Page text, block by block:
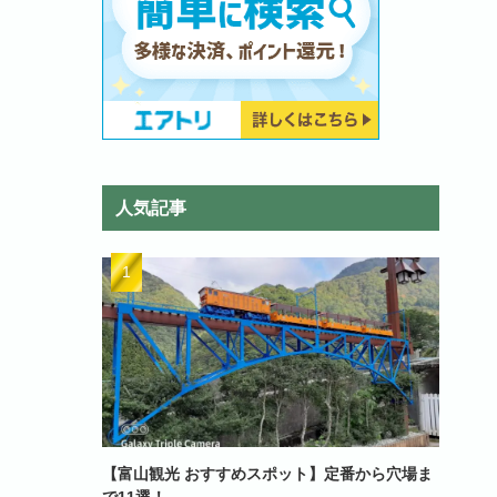
人気記事
【富山観光 おすすめスポット】定番から穴場ま